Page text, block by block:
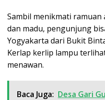
Sambil menikmati
dan madu, pengunjung
Yogyakarta dari Bukit
Kerlap kerlip lampu
menawan.
Baca Juga: Desa Gari